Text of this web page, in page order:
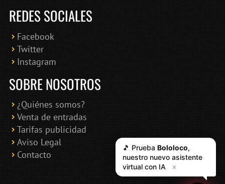
REDES SOCIALES
Facebook
Twitter
Instagram
SOBRE NOSOTROS
¿Quiénes somos?
Venta de entradas
Tarifas publicidad
Aviso Legal
Contacto
🎵 Prueba Bololoco,
nuestro nuevo asistente
virtual con IA
✕